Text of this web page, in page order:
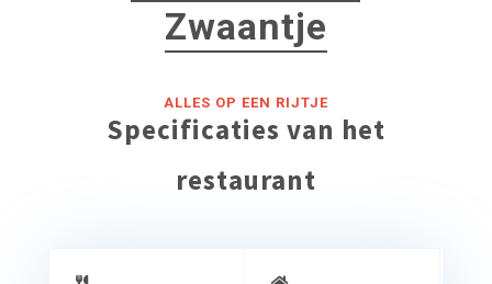
Zwaantje
ALLES OP EEN RIJTJE
Specificaties van het
restaurant